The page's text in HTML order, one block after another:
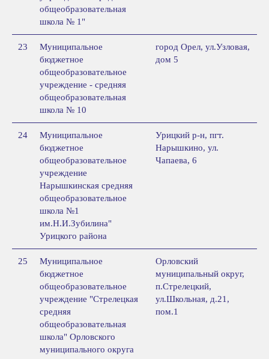
общеобразовательная
школа № 1"
23
Муниципальное
бюджетное
общеобразовательное
учреждение - средняя
общеобразовательная
школа № 10
город Орел, ул.Узловая,
дом 5
24
Муниципальное
бюджетное
общеобразовательное
учреждение
Нарышкинская средняя
общеобразовательное
школа №1
им.Н.И.Зубилина"
Урицкого района
Урицкий р-н, пгт.
Нарышкино, ул.
Чапаева, 6
25
Муниципальное
бюджетное
общеобразовательное
учреждение "Стрелецкая
средняя
общеобразовательная
школа" Орловского
муниципального округа
Орловский
муниципальный округ,
п.Стрелецкий,
ул.Школьная, д.21,
пом.1